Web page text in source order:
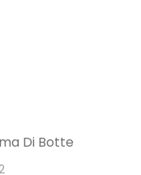
Di Botte